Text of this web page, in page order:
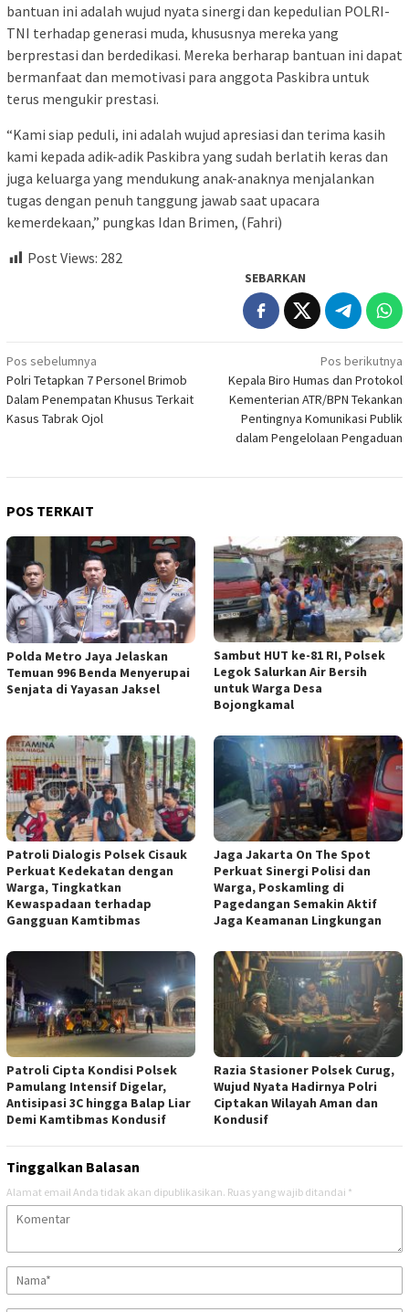
bantuan ini adalah wujud nyata sinergi dan kepedulian POLRI-
TNI terhadap generasi muda, khususnya mereka yang
berprestasi dan berdedikasi. Mereka berharap bantuan ini dapat
bermanfaat dan memotivasi para anggota Paskibra untuk
terus mengukir prestasi.
“Kami siap peduli, ini adalah wujud apresiasi dan terima kasih
kami kepada adik-adik Paskibra yang sudah berlatih keras dan
juga keluarga yang mendukung anak-anaknya menjalankan
tugas dengan penuh tanggung jawab saat upacara
kemerdekaan,” pungkas Idan Brimen, (Fahri)
Post Views: 282
SEBARKAN
Navigasi
pos
Pos sebelumnya
Polri Tetapkan 7 Personel Brimob
Dalam Penempatan Khusus Terkait
Kasus Tabrak Ojol
Pos berikutnya
Kepala Biro Humas dan Protokol
Kementerian ATR/BPN Tekankan
Pentingnya Komunikasi Publik
dalam Pengelolaan Pengaduan
POS TERKAIT
Polda Metro Jaya Jelaskan
Temuan 996 Benda Menyerupai
Senjata di Yayasan Jaksel
Sambut HUT ke-81 RI, Polsek
Legok Salurkan Air Bersih
untuk Warga Desa
Bojongkamal
Patroli Dialogis Polsek Cisauk
Perkuat Kedekatan dengan
Warga, Tingkatkan
Kewaspadaan terhadap
Gangguan Kamtibmas
Jaga Jakarta On The Spot
Perkuat Sinergi Polisi dan
Warga, Poskamling di
Pagedangan Semakin Aktif
Jaga Keamanan Lingkungan
Patroli Cipta Kondisi Polsek
Pamulang Intensif Digelar,
Antisipasi 3C hingga Balap Liar
Demi Kamtibmas Kondusif
Razia Stasioner Polsek Curug,
Wujud Nyata Hadirnya Polri
Ciptakan Wilayah Aman dan
Kondusif
Tinggalkan Balasan
Alamat email Anda tidak akan dipublikasikan. Ruas yang wajib ditandai *